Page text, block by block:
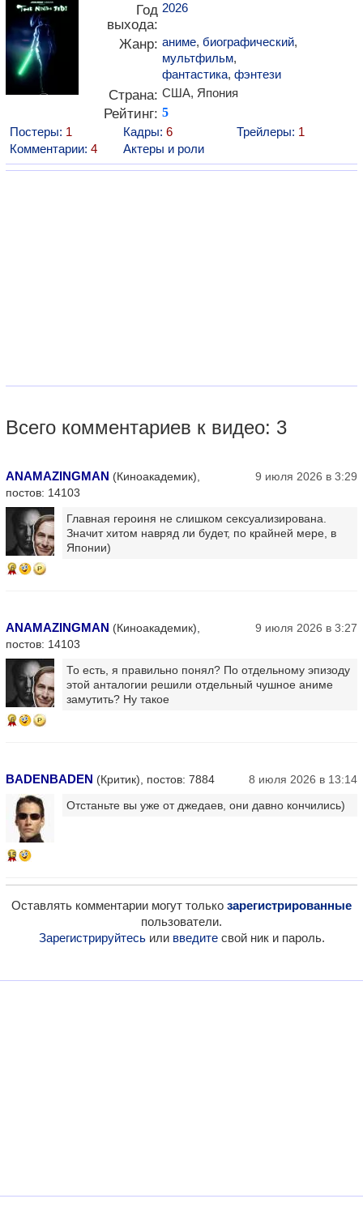
Год
выхода:
2026
Жанр: аниме, биографический,
мультфильм,
фантастика, фэнтези
Страна: США, Япония
Рейтинг: 5
Постеры: 1 Кадры: 6 Трейлеры: 1
Комментарии: 4 Актеры и роли
Всего комментариев к видео: 3
ANAMAZINGMAN (Киноакадемик),
постов: 14103
9 июля 2026 в 3:29
6
Главная героиня не слишком сексуализирована.
Значит хитом навряд ли будет, по крайней мере, в
Японии)
ANAMAZINGMAN (Киноакадемик),
постов: 14103
9 июля 2026 в 3:27
6
То есть, я правильно понял? По отдельному эпизоду
этой анталогии решили отдельный чушное аниме
замутить? Ну такое
BADENBADEN (Критик), постов: 7884 8 июля 2026 в 13:14
15
Отстаньте вы уже от джедаев, они давно кончились)
Оставлять комментарии могут только зарегистрированные
пользователи.
Зарегистрируйтесьили введитесвой ник и пароль.